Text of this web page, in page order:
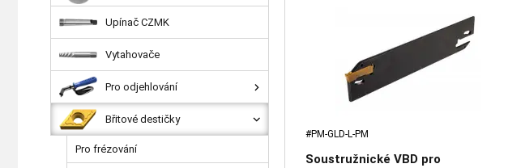
#PM-GLD-L-PM
Soustružnické VBD pro
Upínač CZMK
Vytahovače
Pro odjehlování
Břitové destičky
Pro frézování